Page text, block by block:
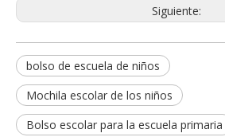
Siguiente:
bolso de escuela de niños
Mochila escolar de los niños
Bolso escolar para la escuela primaria